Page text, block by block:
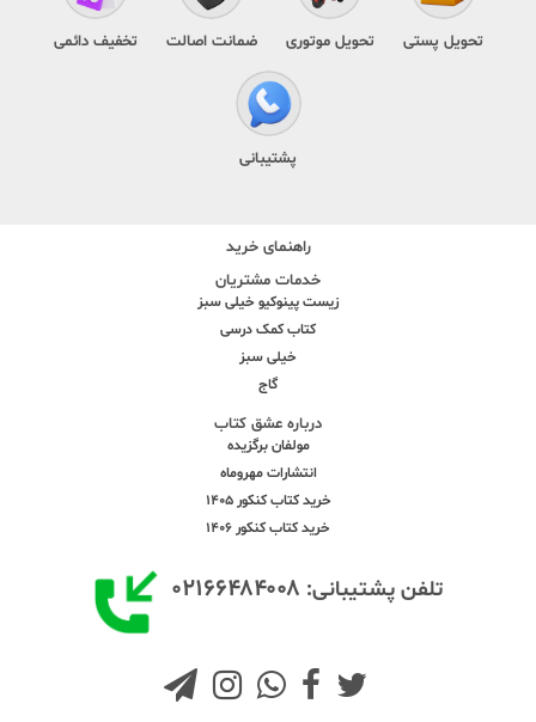
تحویل پستی تحویل موتوری ضمانت اصالت تخفیف دائمی
پشتیبانی
راهنمای خرید
خدمات مشتریان
زیست پینوکیو خیلی سبز
کتاب کمک درسی
خیلی سبز
گاج
درباره عشق کتاب
مولفان برگزیده
انتشارات مهروماه
خرید کتاب کنکور 1405
خرید کتاب کنکور 1406
تلفن پشتیبانی: ۰۲۱۶۶۴۸۴۰۰۸